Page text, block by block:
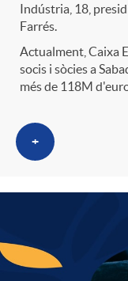
Indústria, 18,
Farrés.
Actualment, Caixa
socis i sòcies a
més de 118M
+